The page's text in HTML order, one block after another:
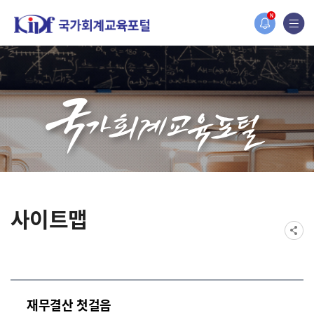
N
홈페이지가 새롭게 개편되었습니다.
한국조세재정연구원홈페이지가 새롭게 개설되었습니다.
사이트맵
재무결산 첫걸음